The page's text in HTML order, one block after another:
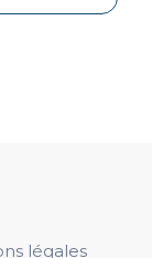
légales